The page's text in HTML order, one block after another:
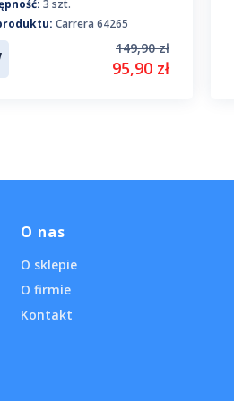
3 szt.
Carrera 64265
149,90 zł
95,90 zł
O nas
O sklepie
O firmie
Kontakt